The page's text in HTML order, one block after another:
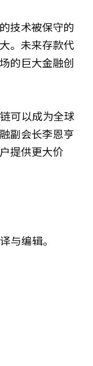
技术被保守的
。未来存款代
的巨大金融创
可以成为全球
副会长李恩亨
提供更大价
与编辑。